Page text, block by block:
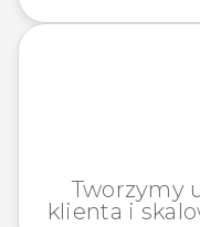
Tworzymy
klienta i